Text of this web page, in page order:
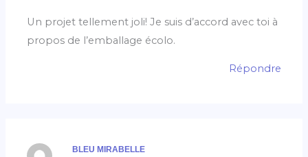
Un projet tellement joli! Je suis d’accord avec toi à
propos de l’emballage écolo.
Répondre
BLEU MIRABELLE